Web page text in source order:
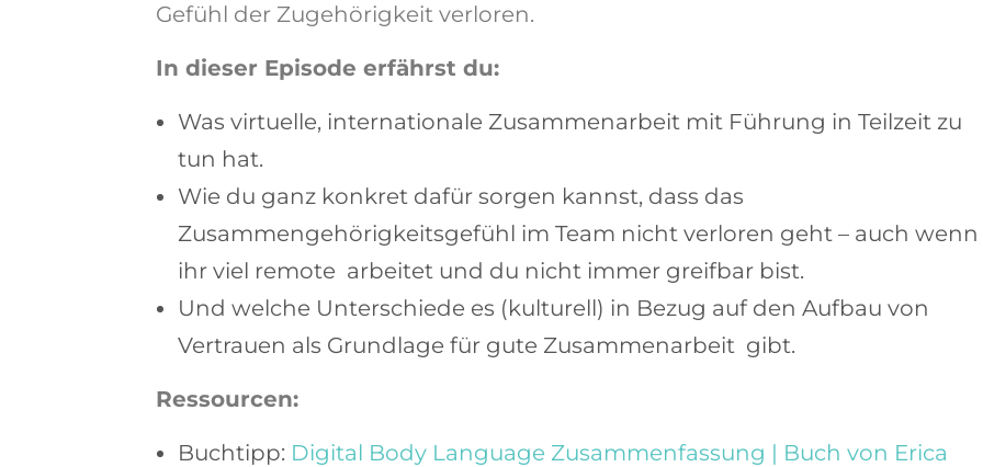
Gefühl der Zugehörigkeit verloren.
In dieser Episode erfährst du:
Was virtuelle, internationale Zusammenarbeit mit Führung in Teilzeit zu
tun hat.
Wie du ganz konkret dafür sorgen kannst, dass das
Zusammengehörigkeitsgefühl im Team nicht verloren geht – auch wenn
ihr viel remote arbeitet und du nicht immer greifbar bist.
Und welche Unterschiede es (kulturell) in Bezug auf den Aufbau von
Vertrauen als Grundlage für gute Zusammenarbeit gibt.
Ressourcen:
Buchtipp: Digital Body Language Zusammenfassung | Buch von Erica